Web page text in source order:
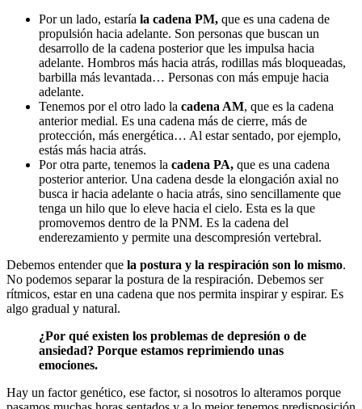
Por un lado, estaría la cadena PM, que es una cadena de
propulsión hacia adelante. Son personas que buscan un
desarrollo de la cadena posterior que les impulsa hacia
adelante. Hombros más hacia atrás, rodillas más bloqueadas,
barbilla más levantada… Personas con más empuje hacia
adelante.
Tenemos por el otro lado la cadena AM, que es la cadena
anterior medial. Es una cadena más de cierre, más de
protección, más energética… Al estar sentado, por ejemplo,
estás más hacia atrás.
Por otra parte, tenemos la cadena PA, que es una cadena
posterior anterior. Una cadena desde la elongación axial no
busca ir hacia adelante o hacia atrás, sino sencillamente que
tenga un hilo que lo eleve hacia el cielo. Esta es la que
promovemos dentro de la PNM. Es la cadena del
enderezamiento y permite una descompresión vertebral.
Debemos entender que la postura y la respiración son lo mismo.
No podemos separar la postura de la respiración. Debemos ser
rítmicos, estar en una cadena que nos permita inspirar y espirar. Es
algo gradual y natural.
¿Por qué existen los problemas de depresión o de
ansiedad? Porque estamos reprimiendo unas
emociones.
Hay un factor genético, ese factor, si nosotros lo alteramos porque